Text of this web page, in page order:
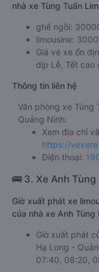
Giá vé xe limousine
nhà xe Tùng Tuấn
ghế ngồi:
limousine:
dịp Lễ, Tết cao
Thông tin liên hệ
Văn phòng xe Tùng
Quảng Ninh:
Xem địa chỉ
https://
Điện thoại:
🚌 3. Xe Anh Tùng
Giờ xuất phát xe
của nhà xe Anh